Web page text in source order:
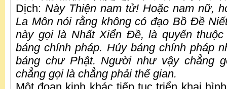
Dịch: Này Thiện nam tử! Hoặc nam nữ,
La Môn nói rằng không có đạo Bồ Đề
này gọi là Nhất Xiển Đề, là quyến
báng chính pháp. Hủy báng chính pháp
báng chư Phật. Người như vậy chẳng
chẳng gọi là chẳng phải thế gian.